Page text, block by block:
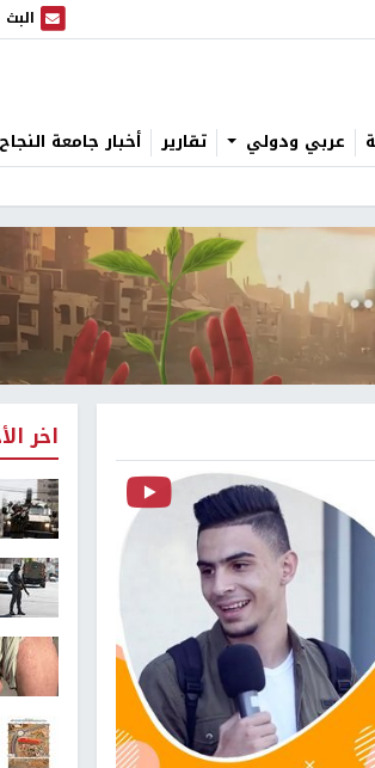
البثالبث
عربي ودولي تقارير أخبار جامعة النجاح
اخر